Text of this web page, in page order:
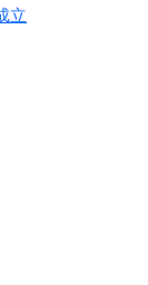
なった
テンガで｢不偵分
はこのような記述が
です。
の記録から大きな虐
立